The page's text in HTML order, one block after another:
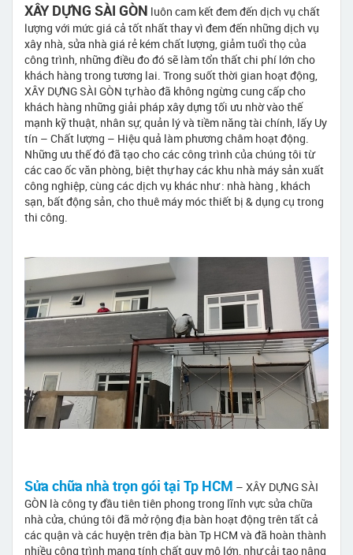
XÂY DỰNG SÀI GÒN luôn cam kết đem đến dịch vụ chất
lượng với mức giá cả tốt nhất thay vì đem đến những dịch vụ
xây nhà, sửa nhà giá rẻ kém chất lượng, giảm tuổi thọ của
công trình, những điều đo đó sẽ làm tổn thất chi phí lớn cho
khách hàng trong tương lai. Trong suốt thời gian hoạt động,
XÂY DỰNG SÀI GÒN tự hào đã không ngừng cung cấp cho
khách hàng những giải pháp xây dựng tối ưu nhờ vào thế
mạnh kỹ thuật, nhân sự, quản lý và tiềm năng tài chính, lấy Uy
tín – Chất lượng – Hiệu quả làm phương châm hoạt động.
Những ưu thế đó đã tạo cho các công trình của chúng tôi từ
các cao ốc văn phòng, biệt thự hay các khu nhà máy sản xuất
công nghiệp, cùng các dịch vụ khác như : nhà hàng , khách
sạn, bất động sản, cho thuê máy móc thiết bị & dụng cụ trong
thi công.
Sửa chữa nhà trọn gói tại Tp HCM – XÂY DỰNG SÀI
GÒN là công ty đầu tiên tiên phong trong lĩnh vực sửa chữa
nhà cửa, chúng tôi đã mở rộng địa bàn hoạt động trên tất cả
các quận và các huyện trên địa bàn Tp HCM và đã hoàn thành
nhiều công trình mang tính chất quy mô lớn, như cải tạo nâng